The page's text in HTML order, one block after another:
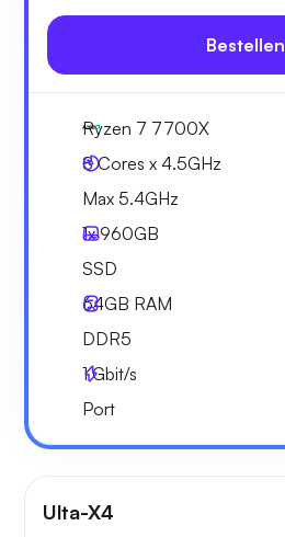
Bestellen
Ryzen 7 7700X
8 Cores x 4.5GHz
Max 5.4GHz
1x960GB
SSD
64GB RAM
DDR5
1Gbit/s
Port
Ulta-X4